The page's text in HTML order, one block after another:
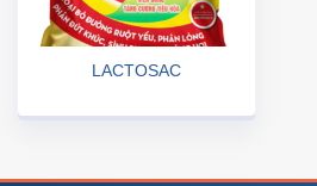
LACTOSAC